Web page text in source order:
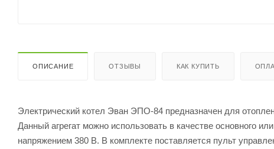
ОПИСАНИЕ ОТЗЫВЫ КАК КУПИТЬ
Электрический котел Эван ЭПО-84 предназначен для
Данный агрегат можно использовать в качестве основного
напряжением 380 В. В комплекте поставляется пульт